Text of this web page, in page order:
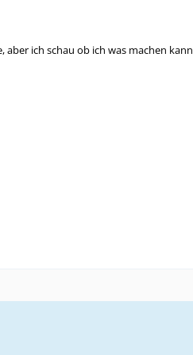
ich schau ob ich was machen kann